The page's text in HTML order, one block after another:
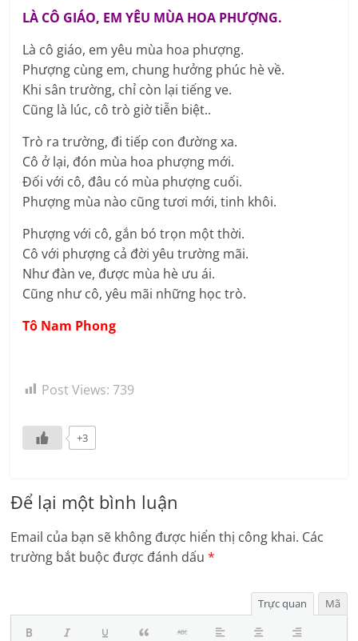
LÀ CÔ GIÁO, EM YÊU MÙA HOA PHƯỢNG.
Là cô giáo, em yêu mùa hoa phượng.
Phượng cùng em, chung hưởng phúc hè về.
Khi sân trường, chỉ còn lại tiếng ve.
Cũng là lúc, cô trò giờ tiễn biệt..
Trò ra trường, đi tiếp con đường xa.
Cô ở lại, đón mùa hoa phượng mới.
Đối với cô, đâu có mùa phượng cuối.
Phượng mùa nào cũng tươi mới, tinh khôi.
Phượng với cô, gắn bó trọn một thời.
Cô với phượng cả đời yêu trường mãi.
Như đàn ve, được mùa hè ưu ái.
Cũng như cô, yêu mãi những học trò.
Tô Nam Phong
Post Views: 739
+3
Để lại một bình luận
Email của bạn sẽ không được hiển thị công khai. Các
trường bắt buộc được đánh dấu*
Trực quan Mã